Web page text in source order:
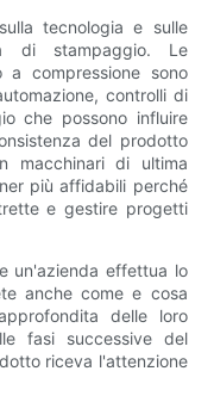
tecnologia e sulle
di stampaggio. Le
a compressione sono
controlli di
che possono influire
del prodotto
macchinari di ultima
più affidabili perché
e gestire progetti
un'azienda effettua lo
anche come e cosa
delle loro
fasi successive del
riceva l'attenzione